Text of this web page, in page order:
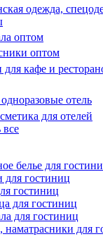
одежда,
оптом
оптом
для кафе и
отель
для отелей
все
белье для
гостиниц
гостиниц
для гостиниц
для гостиниц
наматрасники для